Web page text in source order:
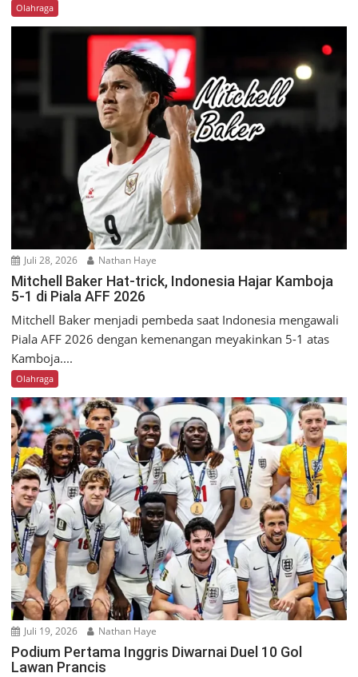
Olahraga
Juli 28, 2026 Nathan Haye
Mitchell Baker Hat-trick, Indonesia Hajar Kamboja
5-1 di Piala AFF 2026
Mitchell Baker menjadi pembeda saat Indonesia mengawali
Piala AFF 2026 dengan kemenangan meyakinkan 5-1 atas
Kamboja....
Olahraga
Juli 19, 2026 Nathan Haye
Podium Pertama Inggris Diwarnai Duel 10 Gol
Lawan Prancis